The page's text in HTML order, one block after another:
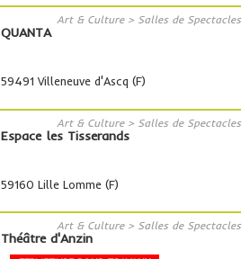
Art & Culture > Salles de Spectacles
QUANTA
59491 Villeneuve d'Ascq (F)
Art & Culture > Salles de Spectacles
Espace les Tisserands
59160 Lille Lomme (F)
Art & Culture > Salles de Spectacles
Théâtre d'Anzin